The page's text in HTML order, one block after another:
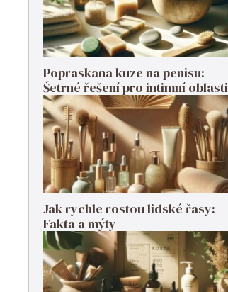
Popraskana kuze na penisu:
Šetrné řešení pro intimní oblasti
Jak rychle rostou lidské řasy:
Fakta a mýty